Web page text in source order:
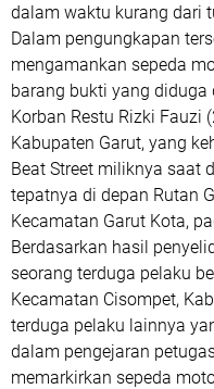
dalam waktu kurang dari
Dalam pengungkapan
mengamankan sepeda
barang bukti yang
Korban Restu Rizki Fauzi
Kabupaten Garut, yang
Beat Street miliknya saat
tepatnya di depan Rutan
Kecamatan Garut Kota,
Berdasarkan hasil
seorang terduga pelaku
Kecamatan Cisompet,
terduga pelaku lainnya
dalam pengejaran
memarkirkan sepeda